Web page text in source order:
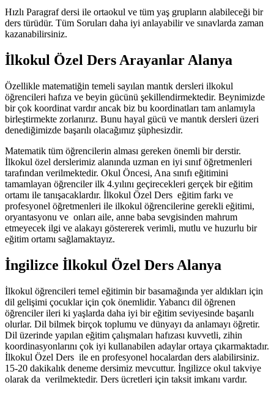
Hızlı Paragraf dersi ile ortaokul ve tüm yaş grupların alabileceği bir
ders türüdür. Tüm Soruları daha iyi anlayabilir ve sınavlarda zaman
kazanabilirsiniz.
İlkokul Özel Ders Arayanlar Alanya
Özellikle matematiğin temeli sayılan mantık dersleri ilkokul
öğrencileri hafıza ve beyin gücünü şekillendirmektedir. Beynimizde
bir çok koordinat vardır ancak biz bu koordinatları tam anlamıyla
birleştirmekte zorlanırız. Bunu hayal gücü ve mantık dersleri üzeri
denediğimizde başarılı olacağımız şüphesizdir.
Matematik tüm öğrencilerin alması gereken önemli bir derstir.
İlkokul özel derslerimiz alanında uzman en iyi sınıf öğretmenleri
tarafından verilmektedir. Okul Öncesi, Ana sınıfı eğitimini
tamamlayan öğrenciler ilk 4.yılını geçirecekleri gerçek bir eğitim
ortamı ile tanışacaklardır. İlkokul Özel Ders eğitim farkı ve
profesyonel öğretmenleri ile ilkokul öğrencilerine gerekli eğitimi,
oryantasyonu ve onları aile, anne baba sevgisinden mahrum
etmeyecek ilgi ve alakayı göstererek verimli, mutlu ve huzurlu bir
eğitim ortamı sağlamaktayız.
İngilizce İlkokul Özel Ders Alanya
İlkokul öğrencileri temel eğitimin bir basamağında yer aldıkları için
dil gelişimi çocuklar için çok önemlidir. Yabancı dil öğrenen
öğrenciler ileri ki yaşlarda daha iyi bir eğitim seviyesinde başarılı
olurlar. Dil bilmek birçok toplumu ve dünyayı da anlamayı öğretir.
Dil üzerinde yapılan eğitim çalışmaları hafızası kuvvetli, zihin
koordinasyonlarını çok iyi kullanabilen adaylar ortaya çıkarmaktadır.
İlkokul Özel Ders ile en profesyonel hocalardan ders alabilirsiniz.
15-20 dakikalık deneme dersimiz mevcuttur. İngilizce okul takviye
olarak da verilmektedir. Ders ücretleri için taksit imkanı vardır.